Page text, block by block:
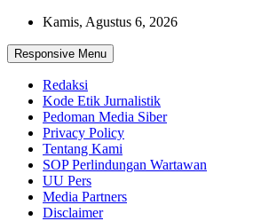
Skip
content
Kamis, Agustus 6, 2026
Responsive Menu
Redaksi
Kode Etik Jurnalistik
Pedoman Media Siber
Privacy Policy
Tentang Kami
SOP Perlindungan Wartawan
UU Pers
Media Partners
Disclaimer